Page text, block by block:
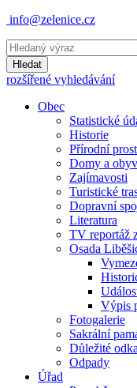
info@zelenice.cz
Hledat
rozšířené vyhledávání
Obec
Statistické
Historie
Přírodní
Domy a
Zajímavosti
Turistické
Dopravní
Literatura
TV reportáž
Osada
Výpis
Fotogalerie
Sakrální
Důležité
Odpady
Úřad